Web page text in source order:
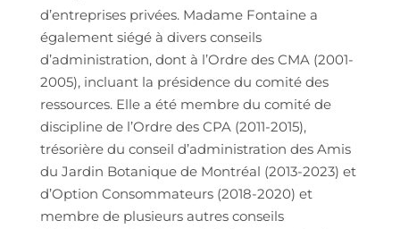
d’entreprises privées. Madame Fontaine a
également siégé à divers conseils
d’administration, dont à l’Ordre des CMA (2001-
2005), incluant la présidence du comité des
ressources. Elle a été membre du comité de
discipline de l’Ordre des CPA (2011-2015),
trésorière du conseil d’administration des Amis
du Jardin Botanique de Montréal (2013-2023) et
d’Option Consommateurs (2018-2020) et
membre de plusieurs autres conseils